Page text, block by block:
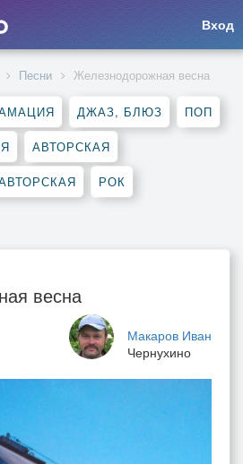
Вход
Песни Железнодорожная весна
ДЖАЗ, БЛЮЗ ПОП
АВТОРСКАЯ
РОК
весна
Макаров Иван
Чернухино